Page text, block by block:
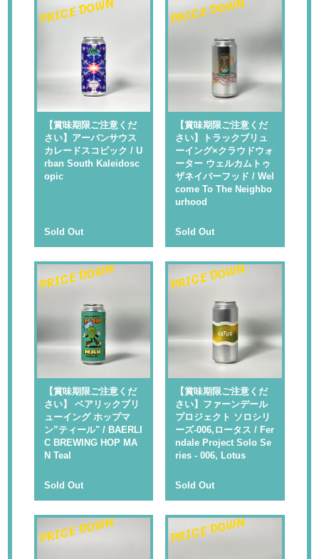
PRICE DOWN
【賞味期限ご注意くだ
さい】アーバンサウス
カレードスコピック / U
rban South Kaleidosc
opic
Sold Out
PRICE DOWN
【賞味期限ご注意くだ
さい】トラックブリュ
ーイング×クラウドウォ
ーター ウェルカムトゥ
ザネイバーフッド / Wel
come To The Neighbo
urhood
Sold Out
PRICE DOWN
【賞味期限ご注意くだ
さい】 ベアリックブリ
ューイング ホップマ
ン”ティール" / BAERLI
C BREWING HOP MA
N Teal
Sold Out
PRICE DOWN
【賞味期限ご注意くだ
さい】ファーンデール
プロジェクト ソロシリ
ーズ-006,ロータス / Fer
ndale Project Solo Se
ries - 006, Lotus
Sold Out
PRICE DOWN PRICE DOWN